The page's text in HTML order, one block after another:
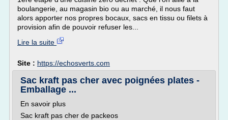
boulangerie, au magasin bio ou au marché, il nous faut
alors apporter nos propres bocaux, sacs en tissu ou filets à
provision afin de pouvoir refuser les...
Lire la suite
Site : https://echosverts.com
Sac kraft pas cher avec poignées plates -
Emballage ...
En savoir plus
Sac kraft pas cher de packeos